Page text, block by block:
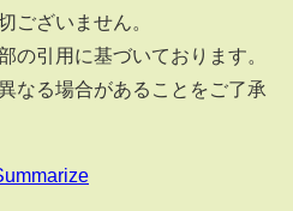
ございません。
の引用に基づいております。
なる場合があることをご了承